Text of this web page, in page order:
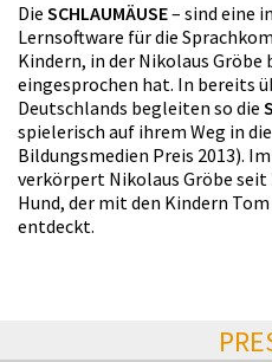
Die SCHLAUMÄUSE– sind eine
Lernsoftware für die
Kindern, in der Nikolaus
eingesprochen hat. In bereits
Deutschlands begleiten so die
spielerisch auf ihrem Weg in
Bildungsmedien Preis 2013).
verkörpert Nikolaus Gröbe seit
Hund, der mit den Kindern
entdeckt.